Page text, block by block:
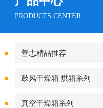
PRODUCTS CENTER
善志精品推荐
鼓风干燥箱 烘箱系列
真空干燥箱系列